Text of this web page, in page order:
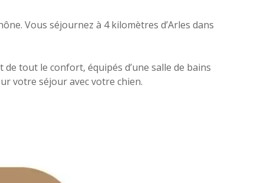
Vous séjournez à 4 kilomètres d’Arles dans
tout le confort, équipés d’une salle de bains
votre séjour avec votre chien.